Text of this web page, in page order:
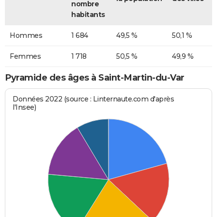
nombre
habitants
Hommes 1 684 49,5 % 50,1 %
Femmes 1 718 50,5 % 49,9 %
Pyramide des âges à Saint-Martin-du-Var
Données 2022 (source : Linternaute.com d'après
l'Insee)